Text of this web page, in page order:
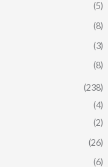
(5)
(8)
(3)
(8)
(238)
(4)
(2)
(26)
(6)